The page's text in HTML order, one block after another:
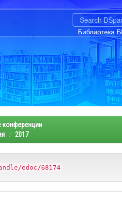
Библиотека
конференции
2017
edoc/68174